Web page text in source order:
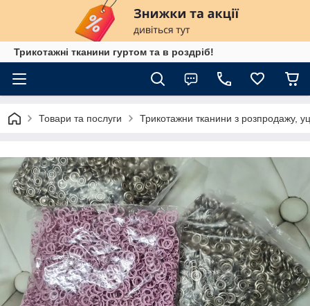
Трикотажні тканини гуртом та в роздріб!
Товари та послуги Трикотажни тканини з розпродажу,